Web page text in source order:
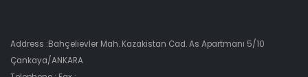
Address :Bahçelievler Mah. Kazakistan Cad. As Apartmanı 5/10
Çankaya/ANKARA